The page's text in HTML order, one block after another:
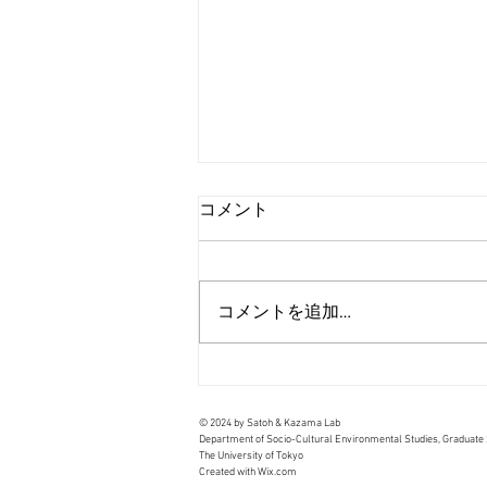
Convention)参加報告
コメント
コメントを追加…
© 2024 by Satoh & Kazama Lab
Department of Socio-Cultural Environmental Studies,
The University of Tokyo
Created withWix.com